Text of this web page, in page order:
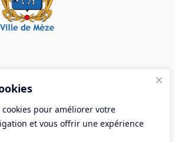
pour améliorer votre
et vous offrir une expérience
de Mèze
- BP 28 34140 Mèze
04 67 18 30 30